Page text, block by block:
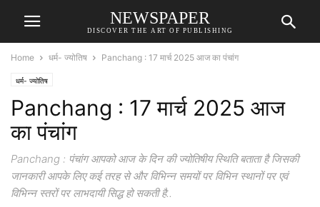
NEWSPAPER
DISCOVER THE ART OF PUBLISHING
Home धर्म- ज्योतिष Panchang : 17 मार्च 2025 आज का पंचांग
धर्म- ज्योतिष
Panchang : 17 मार्च 2025 आज
का पंचांग
Panchang : पंचांग आपको आज के दिन की ज्योतिषीय स्थिति बताता है जिसकी
जानकारी आपके लिए कई तरह से और विभिन्न समयों पर विभिन स्थानों पर एवं
विभिन्न स्तरों पर लाभदायी सिद्ध हो सकती है..